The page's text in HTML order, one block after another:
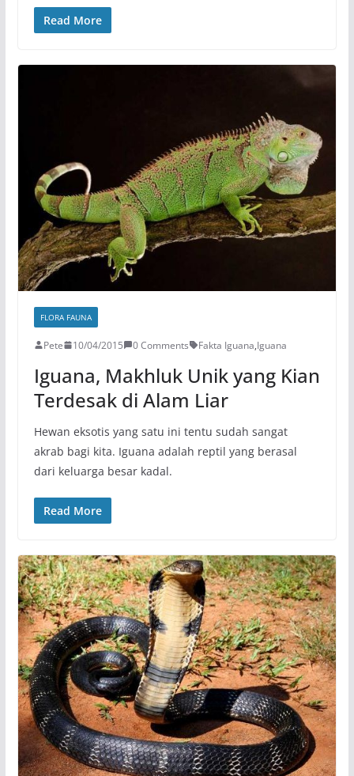
Read More
FLORA FAUNA
Pete 10/04/2015 0 Comments Fakta Iguana,Iguana
Iguana, Makhluk Unik yang Kian
Terdesak di Alam Liar
Hewan eksotis yang satu ini tentu sudah sangat
akrab bagi kita. Iguana adalah reptil yang berasal
dari keluarga besar kadal.
Read More